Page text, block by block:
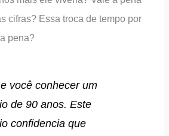
cifras? Essa troca de tempo por
pena?
você conhecer um
de 90 anos. Este
confidencia que